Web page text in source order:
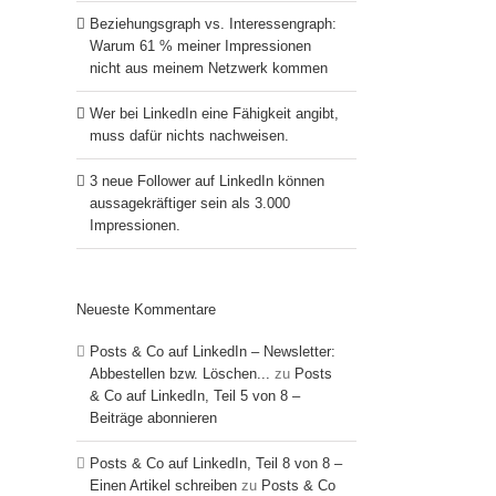
Beziehungsgraph vs. Interessengraph:
Warum 61 % meiner Impressionen
nicht aus meinem Netzwerk kommen
Wer bei LinkedIn eine Fähigkeit angibt,
muss dafür nichts nachweisen.
3 neue Follower auf LinkedIn können
aussagekräftiger sein als 3.000
Impressionen.
Neueste Kommentare
Posts & Co auf LinkedIn – Newsletter:
Abbestellen bzw. Löschen...
zu Posts
& Co auf LinkedIn, Teil 5 von 8 –
Beiträge abonnieren
Posts & Co auf LinkedIn, Teil 8 von 8 –
Einen Artikel schreibenzu Posts & Co